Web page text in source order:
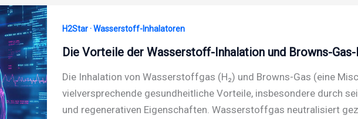
H2Star · Wasserstoff-Inhalatoren
Die Vorteile der Wasserstoff-Inhalation und Browns-
Die Inhalation von Wasserstoffgas (H₂) und Browns-Gas (eine
vielversprechende gesundheitliche Vorteile, insbesondere durch
und regenerativen Eigenschaften. Wasserstoffgas neutralisiert